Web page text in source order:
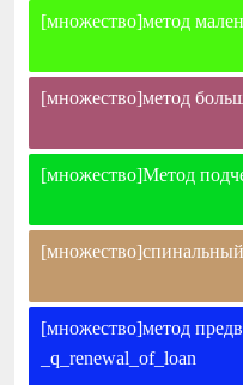
[множество]метод
[множество]метод
[множество]Метод
[множество]метод
_q_renewal_of_loan